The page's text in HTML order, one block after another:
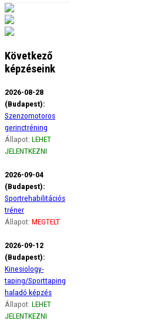
Következő
képzéseink
2026-08-28
(Budapest):
Szenzomotoros
gerinctréning
Állapot: LEHET
JELENTKEZNI
2026-09-04
(Budapest):
Sportrehabilitációs
tréner
Állapot: MEGTELT
2026-09-12
(Budapest):
Kinesiology-
taping/Sporttaping
haladó képzés
Állapot: LEHET
JELENTKEZNI